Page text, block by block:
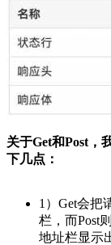
关于Get和Post，
下几点：
1）Get会把
栏，而Post
地址栏显示